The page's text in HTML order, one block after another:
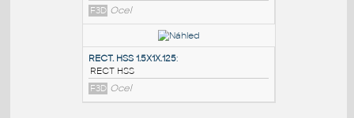
RECT. HSS 1.5X1X.100
RECT HSS
F3D Ocel